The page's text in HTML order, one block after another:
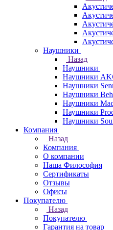
Наушники
Назад
Наушники
Наушники
Наушники
Наушники
Наушники
Наушники
Наушники
Компания
Назад
Компания
О компании
Наша Философия
Сертификаты
Отзывы
Офисы
Покупателю
Назад
Покупателю
Гарантия на товар